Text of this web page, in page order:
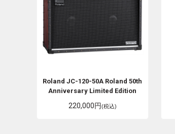
RolandJC-120-50A Roland 50th
Anniversary Limited Edition
220,000円(税込)